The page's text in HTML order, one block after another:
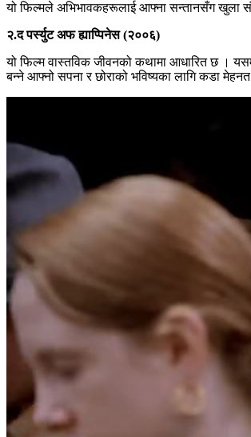
यो फिल्मले अभिभावकहरूलाई आफ्ना सन्तानसँग खुला
२.द पर्स्युट अफ ह्याप्पिनेस (२००६)
यो फिल्म वास्तविक जीवनको कथामा आधारित छ ।
बन्ने आफ्नो सपना र छोराको भविष्यका लागि कडा